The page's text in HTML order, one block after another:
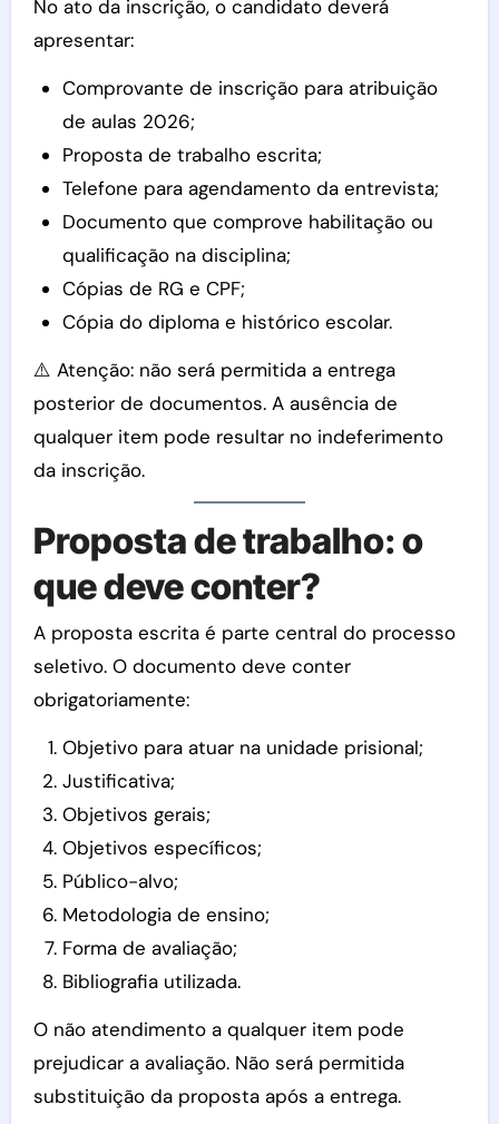
No ato da inscrição, o candidato deverá
apresentar:
Comprovante de inscrição para atribuição
de aulas 2026;
Proposta de trabalho escrita;
Telefone para agendamento da entrevista;
Documento que comprove habilitação ou
qualificação na disciplina;
Cópias de RG e CPF;
Cópia do diploma e histórico escolar.
⚠️ Atenção: não será permitida a entrega
posterior de documentos. A ausência de
qualquer item pode resultar no indeferimento
da inscrição.
Proposta de trabalho: o
que deve conter?
A proposta escrita é parte central do processo
seletivo. O documento deve conter
obrigatoriamente:
Objetivo para atuar na unidade prisional;
Justificativa;
Objetivos gerais;
Objetivos específicos;
Público-alvo;
Metodologia de ensino;
Forma de avaliação;
Bibliografia utilizada.
O não atendimento a qualquer item pode
prejudicar a avaliação. Não será permitida
substituição da proposta após a entrega.